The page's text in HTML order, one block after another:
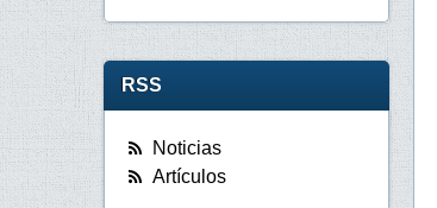
RSS
Noticias
Artículos